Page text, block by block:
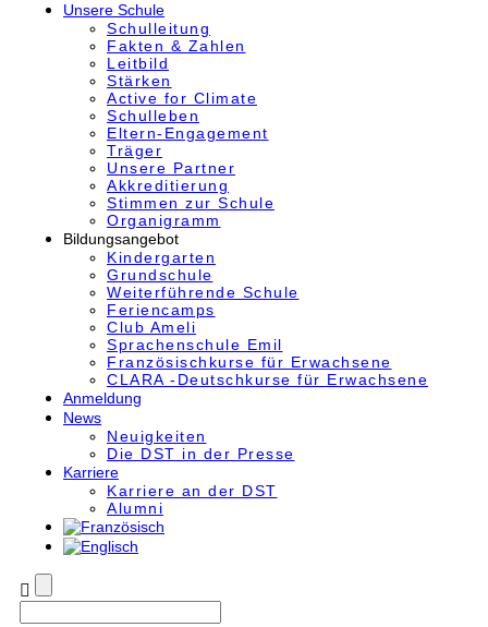
Unsere Schule
Schulleitung
Fakten & Zahlen
Leitbild
Stärken
Active for Climate
Schulleben
Eltern-Engagement
Träger
Unsere Partner
Akkre­di­tier­ung
Stimmen zur Schule
Organigramm
Bildungsangebot
Kindergarten
Grundschule
Weiterführende Schule
Feriencamps
Club Ameli
Sprachenschule Emil
Französischkurse für Erwachsene
CLARA -Deutschkurse für Erwachsene
Anmeldung
News
Neuigkeiten
Die DST in der Presse
Karriere
Karriere an der DST
Alumni